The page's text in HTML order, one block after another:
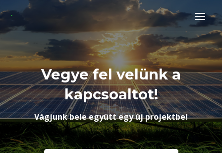
Vegye fel velünk a
kapcsoaltot!
Vágjunk bele együtt egy új projektbe!